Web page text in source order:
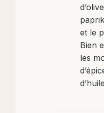
et le
Bien
les